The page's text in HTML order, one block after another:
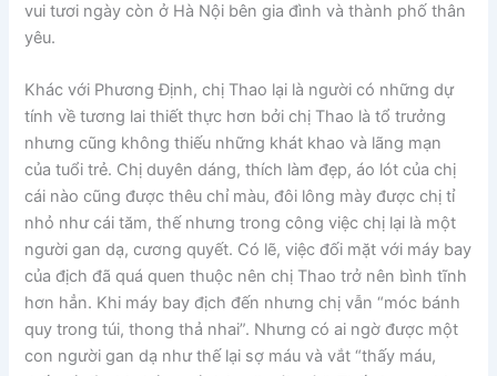
vui tươi ngày còn ở Hà Nội bên gia đình và thành phố thân
yêu.
Khác với Phương Định, chị Thao lại là người có những dự
tính về tương lai thiết thực hơn bởi chị Thao là tổ trưởng
nhưng cũng không thiếu những khát khao và lãng mạn
của tuổi trẻ. Chị duyên dáng, thích làm đẹp, áo lót của chị
cái nào cũng được thêu chỉ màu, đôi lông mày được chị tỉ
nhỏ như cái tăm, thế nhưng trong công việc chị lại là một
người gan dạ, cương quyết. Có lẽ, việc đối mặt với máy bay
của địch đã quá quen thuộc nên chị Thao trở nên bình tĩnh
hơn hẳn. Khi máy bay địch đến nhưng chị vẫn “móc bánh
quy trong túi, thong thả nhai”. Nhưng có ai ngờ được một
con người gan dạ như thế lại sợ máu và vắt “thấy máu,